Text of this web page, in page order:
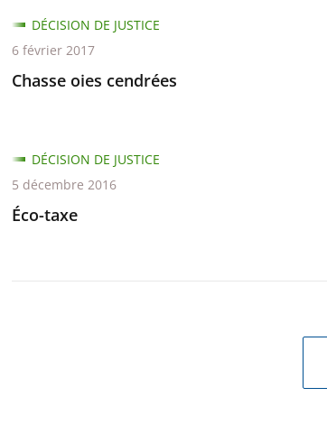
Chasse oies cendrées
DÉCISION DE JUSTICE
6 février 2017
Éco-taxe
DÉCISION DE JUSTICE
5 décembre 2016